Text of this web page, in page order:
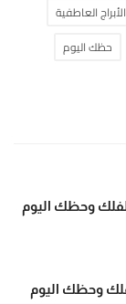
العاطفية
حظك اليوم
2-6-2026.. توقعات الفلك وحظك اليوم
2026.. توقعات الفلك وحظك اليوم